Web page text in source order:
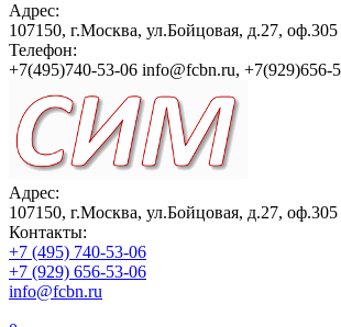
Адрес:
107150, г.Москва, ул.Бойцовая, д.27, оф.305
Телефон:
+7(495)740-53-06 info@fcbn.ru, +7(929)656-
Адрес:
107150, г.Москва, ул.Бойцовая, д.27, оф.305
Контакты:
+7 (495) 740-53-06
+7 (929) 656-53-06
info@fcbn.ru